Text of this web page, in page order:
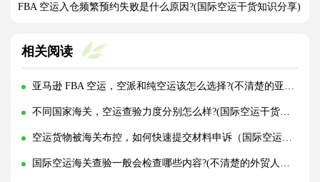
FBA 空运入仓频繁预约失败是什么原因?(国际空运干货知识分享)
相关阅读
亚马逊 FBA 空运，空派和纯空运该怎么选择?(不清楚的亚马逊卖家看过来)
不同国家海关，空运查验力度分别怎么样?(国际空运干货知识分享)
空运货物被海关布控，如何快速提交材料申诉（国际空运干货知识分享）
国际空运海关查验一般会检查哪些内容?(不清楚的外贸人看过来)